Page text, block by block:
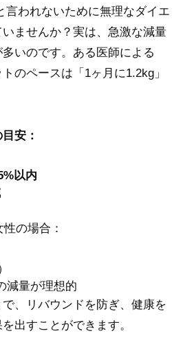
言われないために無理なダイエ
ませんか？実は、急激な減量
いのです。ある医師による
のペースは「1ヶ月に1.2kg」
安：
以内
の場合：
減量が理想的
、リバウンドを防ぎ、健康を
出すことができます。